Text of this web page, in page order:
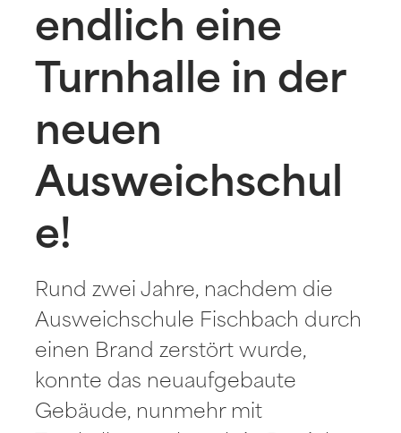
endlich eine
Turnhalle in der
neuen
Ausweichschul
e!
Rund zwei Jahre, nachdem die
Ausweichschule Fischbach durch
einen Brand zerstört wurde,
konnte das neuaufgebaute
Gebäude, nunmehr mit